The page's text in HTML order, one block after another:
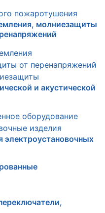
пожаротушения
молниезащиты
от перенапряжений
и акустической
оборудование
изделия
электроустановочных